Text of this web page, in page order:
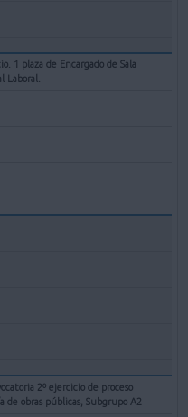
1 plaza de Encargado de Sala
2º ejercicio de proceso
obras públicas, Subgrupo A2